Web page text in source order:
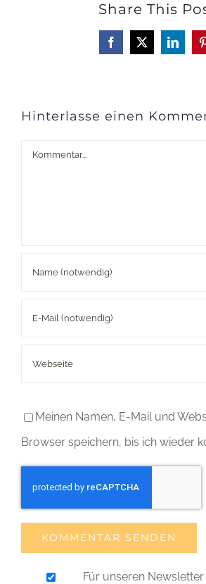
Share This
Facebook
X
Hinterlasse einen
Kommentar
Meinen Namen, E-Mail und
Browser speichern, bis ich wieder
Für unseren Newsletter